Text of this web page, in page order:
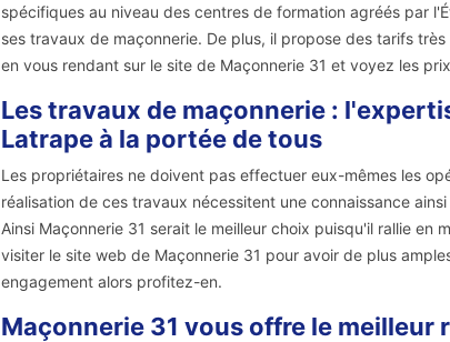
spécifiques au niveau des centres de formation agréés par
ses travaux de maçonnerie. De plus, il propose des tarifs
en vous rendant sur le site de Maçonnerie 31 et voyez les
Les travaux de maçonnerie :
Latrape à la portée de tous
Les propriétaires ne doivent pas effectuer eux-mêmes les
réalisation de ces travaux nécessitent une connaissance
Ainsi Maçonnerie 31 serait le meilleur choix puisqu'il rallie
visiter le site web de Maçonnerie 31 pour avoir de plus
engagement alors profitez-en.
Maçonnerie 31 vous offre le